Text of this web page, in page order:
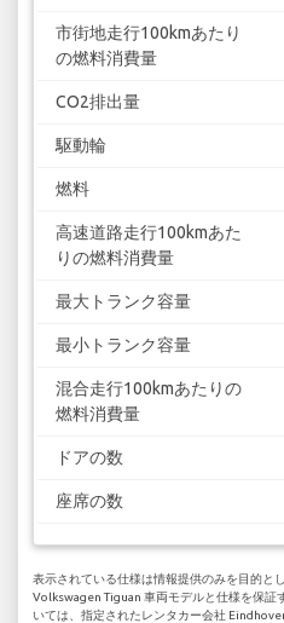
市街地走行100kmあたり
の燃料消費量
CO2排出量
駆動輪
燃料
高速道路走行100kmあた
りの燃料消費量
最大トランク容量
最小トランク容量
混合走行100kmあたりの
燃料消費量
ドアの数
座席の数
表示されている仕様は情報提供のみを目的と
Volkswagen Tiguan 車両モデルと仕様を保証
いては、指定されたレンタカー会社